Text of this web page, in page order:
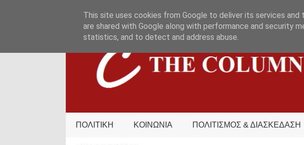
ΠΟΛΙΤΙΚΗ ΚΟΙΝΩΝΙΑ ΠΟΛΙΤΙΣΜΟΣ & ΔΙΑΣΚΕΔΑΣΗ
This site uses cookies from Google to deliver its services and
are shared with Google along with performance and security
statistics, and to detect and address abuse.